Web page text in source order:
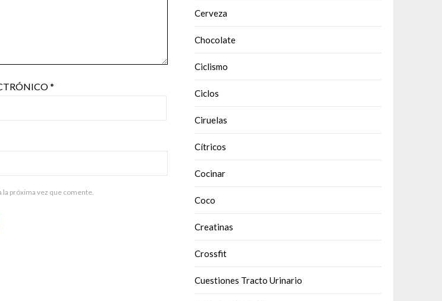
*
próxima vez que comente.
Cerveza
Chocolate
Ciclismo
Ciclos
Ciruelas
Cítricos
Cocinar
Coco
Creatinas
Crossfit
Cuestiones Tracto Urinario